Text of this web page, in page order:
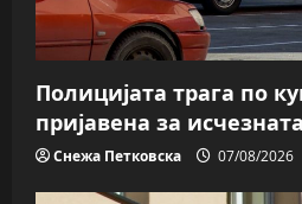
Полицијата трага пo
пријавена за исчезната
Снежа Петковска 07/08/2026